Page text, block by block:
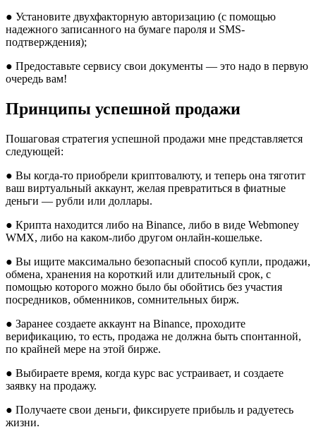
● Установите двухфакторную авторизацию (с помощью
надежного записанного на бумаге пароля и SMS-
подтверждения);
● Предоставьте сервису свои документы — это надо в первую
очередь вам!
Принципы успешной продажи
Пошаговая стратегия успешной продажи мне представляется
следующей:
● Вы когда-то приобрели криптовалюту, и теперь она тяготит
ваш виртуальный аккаунт, желая превратиться в фиатные
деньги — рубли или доллары.
● Крипта находится либо на Binance, либо в виде Webmoney
WMX, либо на каком-либо другом онлайн-кошельке.
● Вы ищите максимально безопасный способ купли, продажи,
обмена, хранения на короткий или длительный срок, с
помощью которого можно было бы обойтись без участия
посредников, обменников, сомнительных бирж.
● Заранее создаете аккаунт на Binance, проходите
верификацию, то есть, продажа не должна быть спонтанной,
по крайней мере на этой бирже.
● Выбираете время, когда курс вас устраивает, и создаете
заявку на продажу.
● Получаете свои деньги, фиксируете прибыль и радуетесь
жизни.